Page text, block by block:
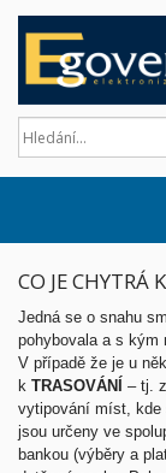
CO JE CHYTRÁ
Jedná se o snahu
pohybovala a s kým
V případě že je u
k TRASOVÁNÍ
– tj.
vytipování míst, kde
jsou určeny ve
bankou (výběry a